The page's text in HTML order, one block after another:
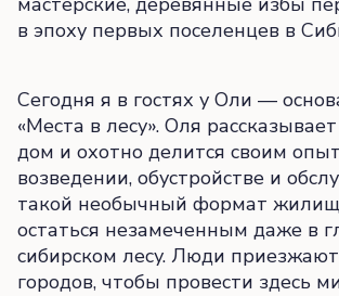
в эпоху первых поселенцев в
Сегодня я в гостях у Оли —
«Места в лесу». Оля
дом и охотно делится своим
возведении, обустройстве и
такой необычный формат
остаться незамеченным даже в
сибирском лесу. Люди
городов, чтобы провести здесь